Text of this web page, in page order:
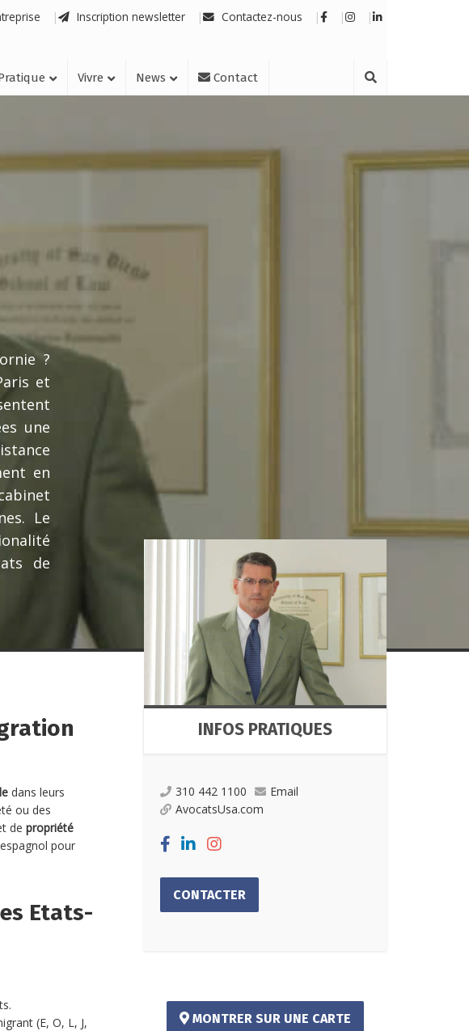
Inscription newsletter Contactez-nous
Vivre News Contact
?
et
une
en
Le
de
dans leurs
ou des
de propriété
pour
Etats-
(E, O, L, J,
INFOS PRATIQUES
310 442 1100
Email
AvocatsUsa.com
CONTACTER
MONTRER SUR UNE CARTE